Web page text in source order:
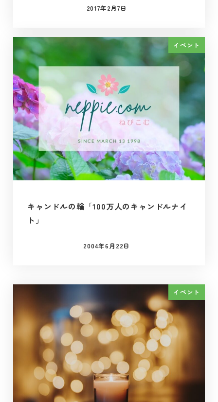
投稿日
2017年2月7日
イベント
キャンドルの輪「100万人のキャンドルナイ
ト」
投稿日
2004年6月22日
イベント